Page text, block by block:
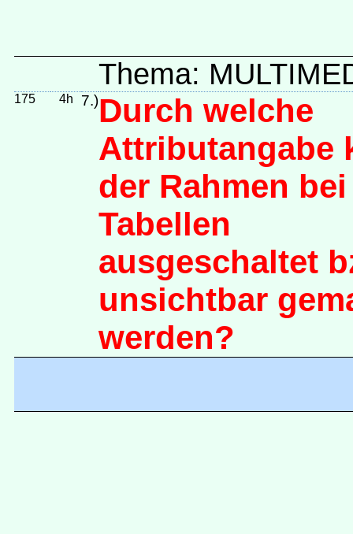
Thema:
175 4h 7.)Durch welche
Attributangabe
der Rahmen bei
Tabellen
ausgeschaltet
unsichtbar
werden?